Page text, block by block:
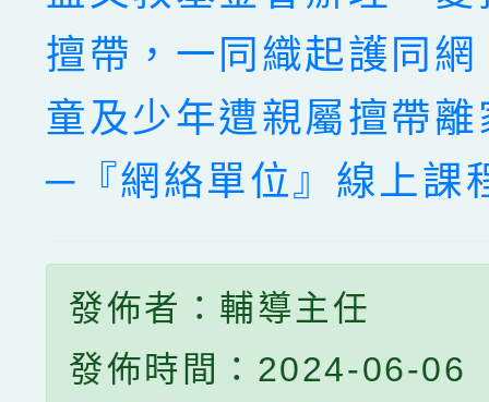
擅帶，一同織起護同
童及少年遭親屬擅帶離
─『網絡單位』線上課
發佈者：輔導主任
發佈時間：2024-06-06